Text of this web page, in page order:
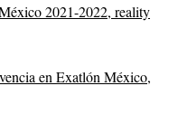
2021-2022, reality
en Exatlón México,